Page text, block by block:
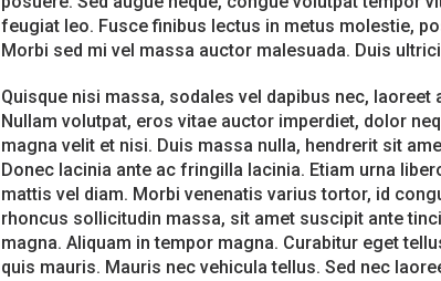
feugiat leo. Fusce finibus lectus in metus molestie,
Morbi sed mi vel massa auctor malesuada. Duis
Quisque nisi massa, sodales vel dapibus nec, laoreet
Nullam volutpat, eros vitae auctor imperdiet, dolor
magna velit et nisi. Duis massa nulla, hendrerit sit
Donec lacinia ante ac fringilla lacinia. Etiam urna
mattis vel diam. Morbi venenatis varius tortor, id
rhoncus sollicitudin massa, sit amet suscipit ante
magna. Aliquam in tempor magna. Curabitur eget
quis mauris. Mauris nec vehicula tellus. Sed nec